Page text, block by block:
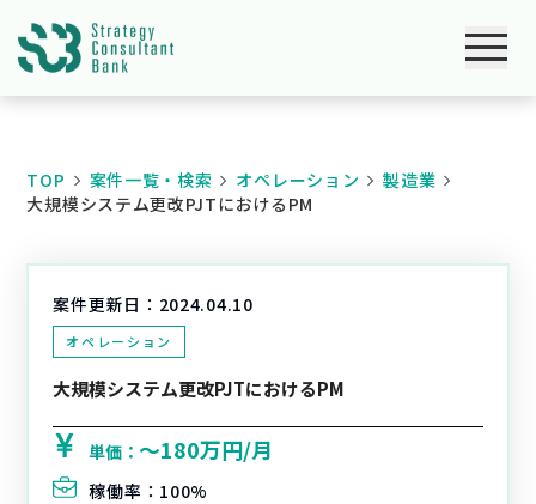
TOP 案件一覧・検索 オペレーション
製造業
大規模システム更改PJTにおけるPM
案件更新日： 2024.04.10
オペレーション
大規模システム更改PJTにおけるPM
単価：〜180万円/月
稼働率： 100%